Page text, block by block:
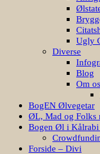
Ugly
Diverse
Blog
Om os
BogEN Ølvegetar
ØL, Mad og Folks
Bogen Øl i Kålrabi
Forside – Divi